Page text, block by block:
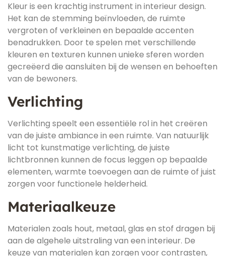
Kleur is een krachtig instrument in interieur design.
Het kan de stemming beïnvloeden, de ruimte
vergroten of verkleinen en bepaalde accenten
benadrukken. Door te spelen met verschillende
kleuren en texturen kunnen unieke sferen worden
gecreëerd die aansluiten bij de wensen en behoeften
van de bewoners.
Verlichting
Verlichting speelt een essentiële rol in het creëren
van de juiste ambiance in een ruimte. Van natuurlijk
licht tot kunstmatige verlichting, de juiste
lichtbronnen kunnen de focus leggen op bepaalde
elementen, warmte toevoegen aan de ruimte of juist
zorgen voor functionele helderheid.
Materiaalkeuze
Materialen zoals hout, metaal, glas en stof dragen bij
aan de algehele uitstraling van een interieur. De
keuze van materialen kan zorgen voor contrasten,